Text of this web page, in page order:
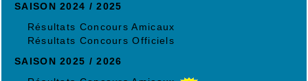
SAISON 2024 / 2025
Résultats Concours Amicaux
Résultats Concours Officiels
SAISON 2025 / 2026